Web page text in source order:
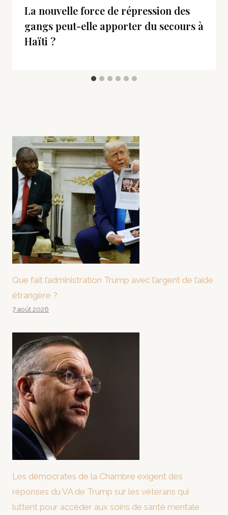
La nouvelle force de répression des
gangs peut-elle apporter du secours à
Haïti ?
Que fait l’administration Trump avec l’argent de l’aide
étrangère ?
7 août 2026
Les démocrates de la Chambre exigent des
réponses du VA de Trump sur les vétérans qui
luttent pour accéder aux soins de santé mentale